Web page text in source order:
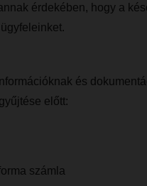
érdekében, hogy a
és
előtt:
számla